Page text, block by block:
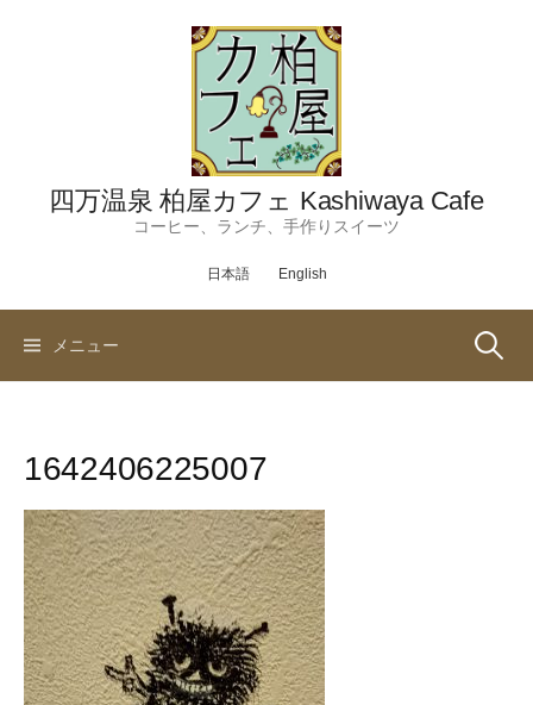
四万温泉 柏屋カフェ Kashiwaya Cafe
コーヒー、ランチ、手作りスイーツ
日本語 English
メニュー 検
1642406225007